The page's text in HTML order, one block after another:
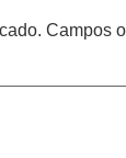
Campos